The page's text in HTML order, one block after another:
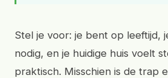
Stel je voor: je bent op leeftijd,
nodig, en je huidige huis voelt
praktisch. Misschien is de trap